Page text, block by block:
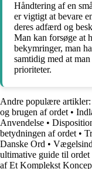
Håndtering af en
er vigtigt at bevare
deres adfærd og
Man kan forsøge at
bekymringer, man
samtidig med at
prioriteter.
Andre populære artikler:
og brugen af ordet •
Anvendelse •
betydningen af ordet •
Danske Ord •
ultimative guide til
af Et Komplekst